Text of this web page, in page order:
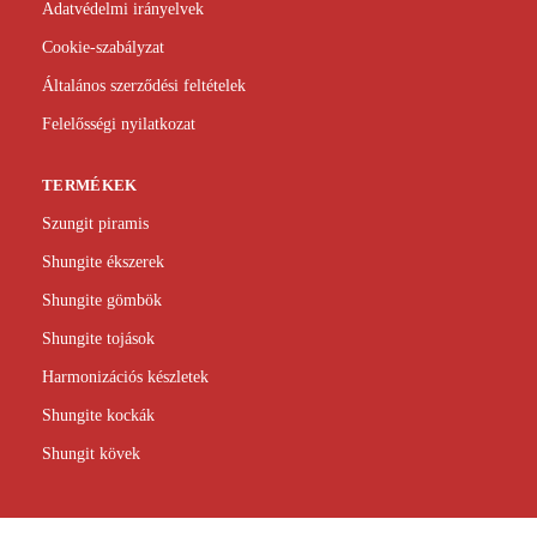
Adatvédelmi irányelvek
Cookie-szabályzat
Általános szerződési feltételek
Felelősségi nyilatkozat
TERMÉKEK
Szungit piramis
Shungite ékszerek
Shungite gömbök
Shungite tojások
Harmonizációs készletek
Shungite kockák
Shungit kövek